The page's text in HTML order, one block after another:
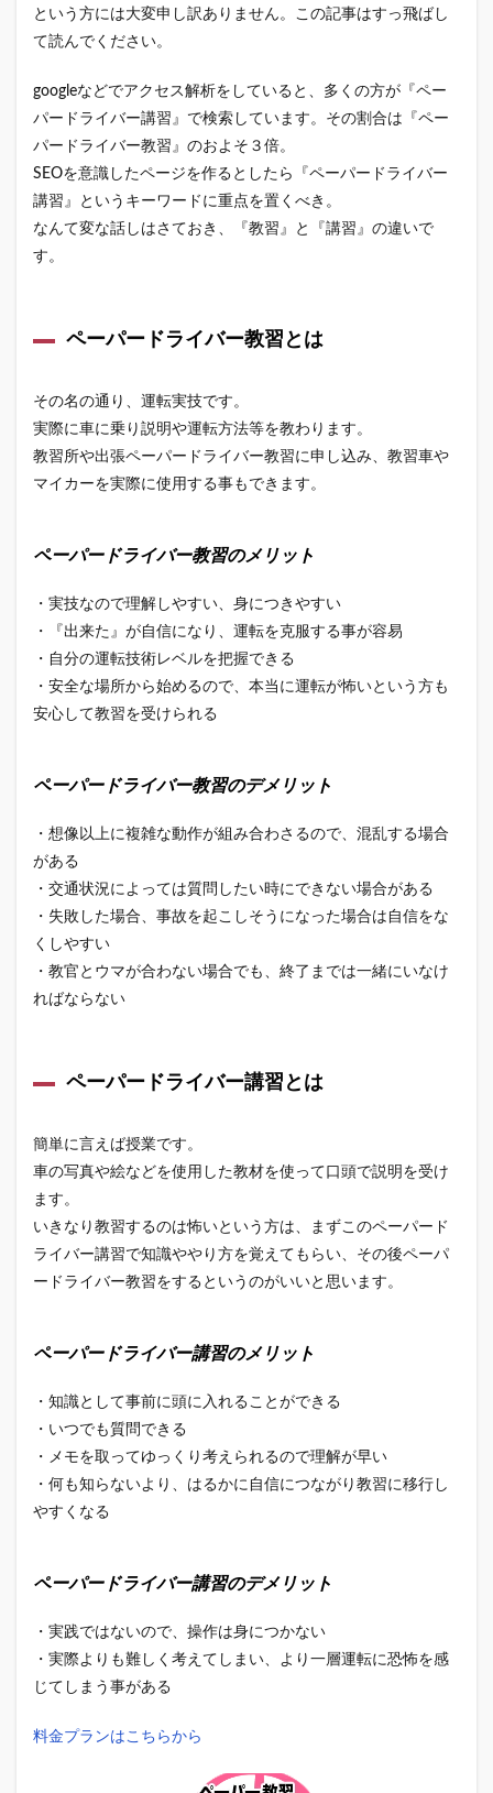
イバ
ー講
習の
ペー
パー
ドラ
ー教
習と
ドラ
習と
は
という方には大変申し訳ありません。この記事はすっ飛ばし
て読んでください。
googleなどでアクセス解析をしていると、多くの方が『ペー
パードライバー講習』で検索しています。その割合は『ペー
パードライバー教習』のおよそ３倍。
SEOを意識したページを作るとしたら『ペーパードライバー
講習』というキーワードに重点を置くべき。
なんて変な話しはさておき、『教習』と『講習』の違いで
す。
ペーパードライバー教習とは
その名の通り、運転実技です。
実際に車に乗り説明や運転方法等を教わります。
教習所や出張ペーパードライバー教習に申し込み、教習車や
マイカーを実際に使用する事もできます。
ペーパードライバー教習のメリット
・実技なので理解しやすい、身につきやすい
・『出来た』が自信になり、運転を克服する事が容易
・自分の運転技術レベルを把握できる
・安全な場所から始めるので、本当に運転が怖いという方も
安心して教習を受けられる
ペーパードライバー教習のデメリット
・想像以上に複雑な動作が組み合わさるので、混乱する場合
がある
・交通状況によっては質問したい時にできない場合がある
・失敗した場合、事故を起こしそうになった場合は自信をな
くしやすい
・教官とウマが合わない場合でも、終了までは一緒にいなけ
ればならない
ペーパードライバー講習とは
簡単に言えば授業です。
車の写真や絵などを使用した教材を使って口頭で説明を受け
ます。
いきなり教習するのは怖いという方は、まずこのペーパード
ライバー講習で知識ややり方を覚えてもらい、その後ペーパ
ードライバー教習をするというのがいいと思います。
ペーパードライバー講習のメリット
・知識として事前に頭に入れることができる
・いつでも質問できる
・メモを取ってゆっくり考えられるので理解が早い
・何も知らないより、はるかに自信につながり教習に移行し
やすくなる
ペーパードライバー講習のデメリット
・実践ではないので、操作は身につかない
・実際よりも難しく考えてしまい、より一層運転に恐怖を感
じてしまう事がある
料金プランはこちらから